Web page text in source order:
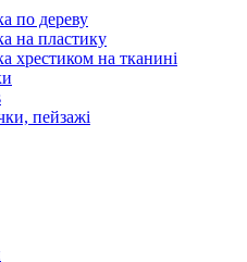
по дереву
на пластику
хрестиком на тканині
пейзажі